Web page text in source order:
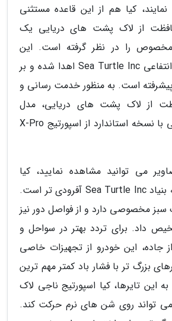
کیا هم از این قاعده مستثنی
از لاک پشت های دریایی یک
مخصوص را در نظر گرفته است. این
خودرو به بنیاد غیر انتفاعی Sea Turtle Inc اهدا شده و بر
اساس تریم X-Pro پیشرفته است. به منظور خدمت رسانی و
از لاک پشت های دریایی، مدل
اهدایی تفاوت هایی با نسخه استاندارد از اسپورتیج X-Pro
می توانید مشاهده نمایید، کیا
اسپورتیج اهدایی به بنیاد Sea Turtle Inc آفرودی تر است.
سبز مخصوصی دارد و از فواصل دور نیز
داد. برای تردد بهتر در سواحل و
این خودرو از تجهیزات خاصی
بزرگ تر با فشار باد کمتر مهم ترین
به این تایرها، کیا اسپورتیج ناجی لاک
تواند روی شن های نرم حرکت کند.